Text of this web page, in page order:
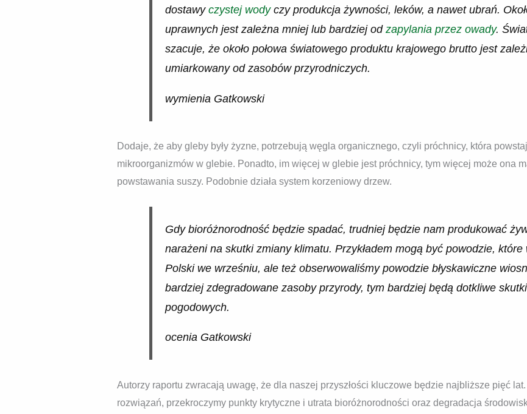
dostawy czystej wodyczy produkcja żywności, leków, a nawet ubrań.
uprawnych jest zależna mniej lub bardziej od zapylania przez owady.
szacuje, że około połowa światowego produktu krajowego brutto jest
umiarkowany od zasobów przyrodniczych.
wymienia Gatkowski
Dodaje, że aby gleby były żyzne, potrzebują węgla organicznego, czyli próchnicy, która
mikroorganizmów w glebie. Ponadto, im więcej w glebie jest próchnicy, tym więcej może ona
powstawania suszy. Podobnie działa system korzeniowy drzew.
Gdy bioróżnorodność będzie spadać, trudniej będzie nam produkować
narażeni na skutki zmiany klimatu. Przykładem mogą być powodzie, które
Polski we wrześniu, ale też obserwowaliśmy powodzie błyskawiczne
bardziej zdegradowane zasoby przyrody, tym bardziej będą dotkliwe
pogodowych.
ocenia Gatkowski
Autorzy raportu zwracają uwagę, że dla naszej przyszłości kluczowe będzie najbliższe pięć
rozwiązań, przekroczymy punkty krytyczne i utrata bioróżnorodności oraz degradacja